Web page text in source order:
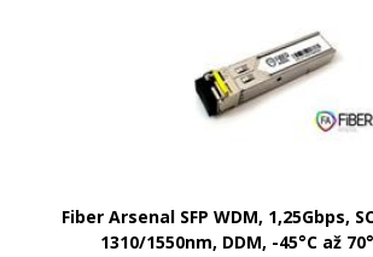
Fiber Arsenal SFP WDM, 1,25Gbps,
1310/1550nm, DDM, -45°C až